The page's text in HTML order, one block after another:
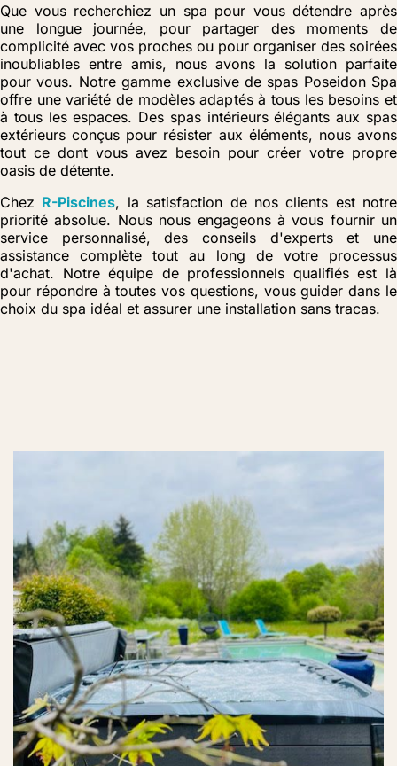
Que vous recherchiez un spa pour vous détendre après
une longue journée, pour partager des moments de
complicité avec vos proches ou pour organiser des soirées
inoubliables entre amis, nous avons la solution parfaite
pour vous. Notre gamme exclusive de spas Poseidon Spa
offre une variété de modèles adaptés à tous les besoins et
à tous les espaces. Des spas intérieurs élégants aux spas
extérieurs conçus pour résister aux éléments, nous avons
tout ce dont vous avez besoin pour créer votre propre
oasis de détente.
Chez R-Piscines, la satisfaction de nos clients est notre
priorité absolue. Nous nous engageons à vous fournir un
service personnalisé, des conseils d'experts et une
assistance complète tout au long de votre processus
d'achat. Notre équipe de professionnels qualifiés est là
pour répondre à toutes vos questions, vous guider dans le
choix du spa idéal et assurer une installation sans tracas.